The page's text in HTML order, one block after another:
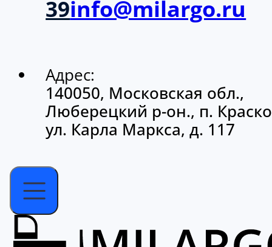
39info@milargo.ru
Адрес:
140050, Московская обл.,
Люберецкий р-он., п.
ул. Карла Маркса, д. 117